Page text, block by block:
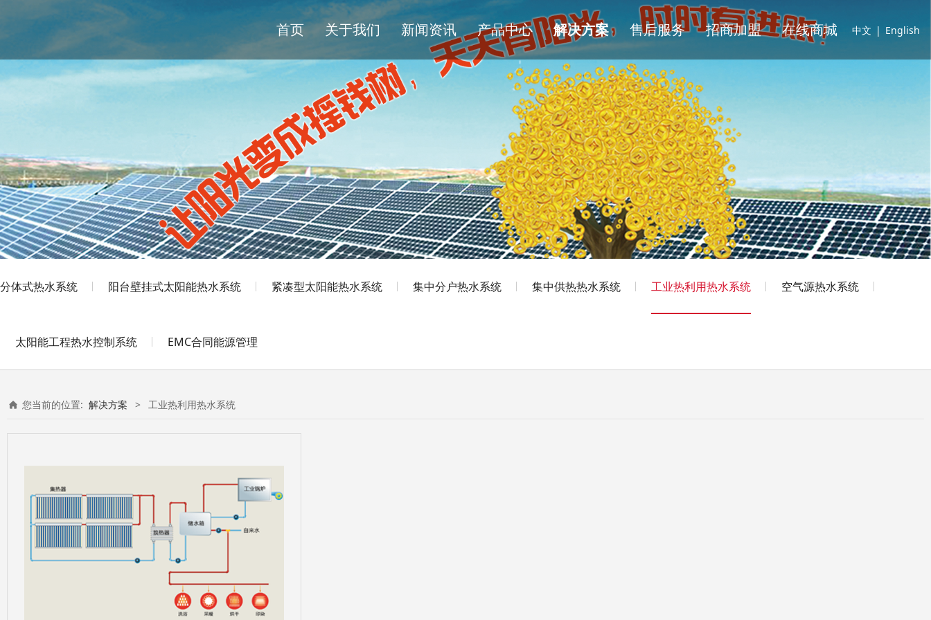
中文 | English
首页 关于我们 新闻资讯 产品中心 解决方案 售后服务 招商加盟 在线商城
分体式热水系统 阳台壁挂式太阳能热水系统 紧凑型太阳能热水系统 集中分户热水系统 集中供热热水系统 工业热利用热水系统 空气源热水系统
太阳能工程热水控制系统 EMC合同能源管理
您当前的位置: 解决方案 > 工业热利用热水系统